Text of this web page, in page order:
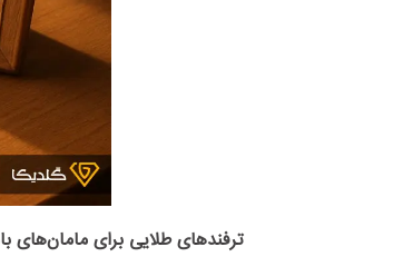
ترفندهای طلایی برای مامان‌های